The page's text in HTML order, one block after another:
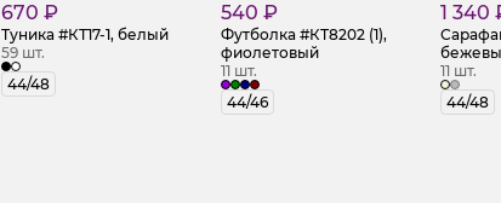
670 ₽
Туника #КТ17-1, белый
59 шт.
44/48
540 ₽
Футболка #КТ8202 (1),
фиолетовый
11 шт.
44/46
1 340
11 шт.
44/48